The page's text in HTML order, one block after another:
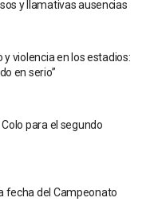
y llamativas ausencias
y violencia en los estadios:
en serio”
para el segundo
fecha del Campeonato